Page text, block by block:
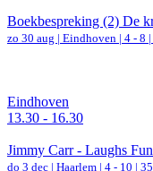
Boekbespreking (2) De
zo 30 aug | Eindhoven | 4 - 8
Eindhoven
13.30 - 16.30
Jimmy Carr - Laughs
do 3 dec | Haarlem | 4 - 10 |